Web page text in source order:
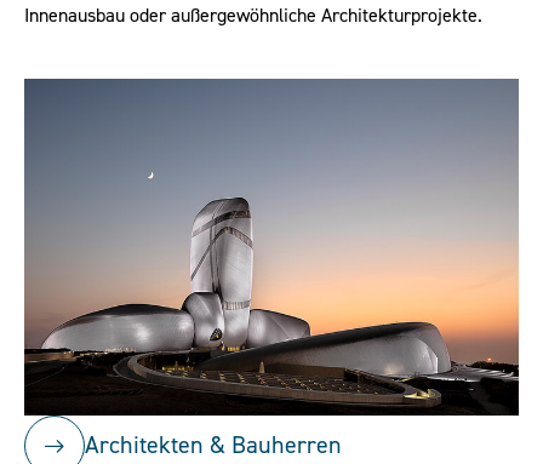
Innenausbau oder außergewöhnliche Architekturprojekte.
Architekten & Bauherren